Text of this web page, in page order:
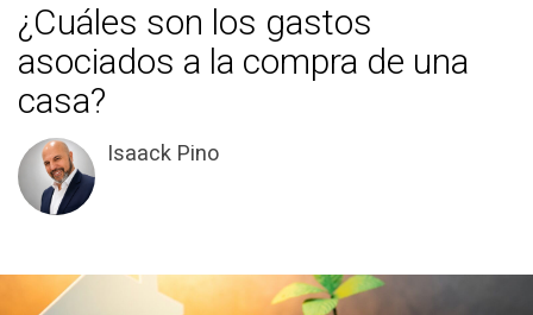
¿Cuáles son los gastos
asociados a la compra de una
casa?
Isaack Pino